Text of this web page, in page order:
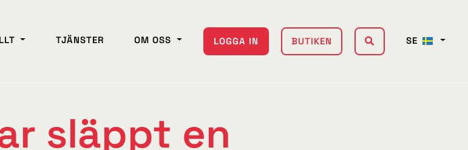
TJÄNSTER OM OSS LOGGA IN BUTIKEN SE
släppt en